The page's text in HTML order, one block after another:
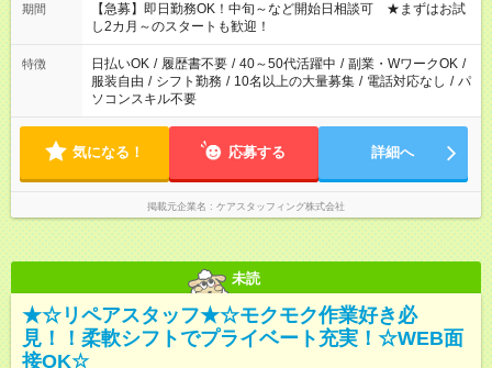
期間
【急募】即日勤務OK！中旬～など開始日相談可 ★まずはお試
し2カ月～のスタートも歓迎！
特徴 日払いOK / 履歴書不要 / 40～50代活躍中 / 副業・WワークOK /
服装自由 / シフト勤務 / 10名以上の大量募集 / 電話対応なし / パ
ソコンスキル不要
気になる！ 応募する 詳細へ
掲載元企業名 ケアスタッフィング株式会社
未読
★☆リペアスタッフ★☆モクモク作業好き必
見！！柔軟シフトでプライベート充実！☆WEB面
接OK☆